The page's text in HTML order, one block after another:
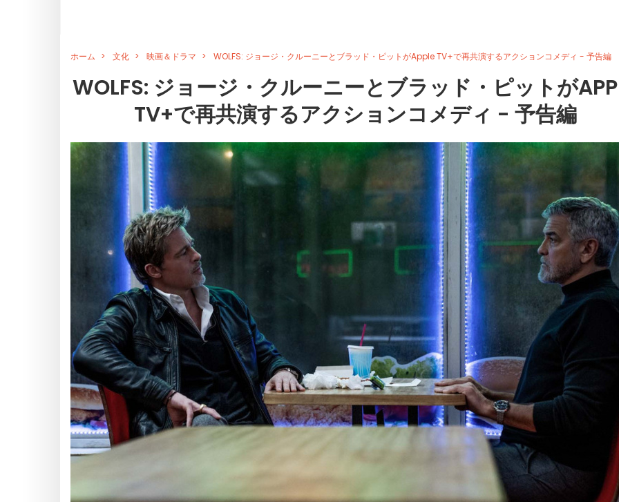
ホーム 文化 映画＆ドラマ WOLFS: ジョージ・クルーニーとブラッド・ピットがApple TV+で再共演するアクションコメディ - 予告編
WOLFS: ジョージ・クルーニーとブラッド・ピットが
TV+で再共演するアクションコメディ - 予告編